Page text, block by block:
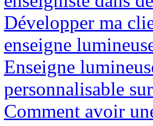
Développer ma
enseigne
Enseigne
personnalisable
Comment avoir